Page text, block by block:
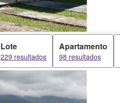
Lote
229 resultados
Apartamento
98 resultados